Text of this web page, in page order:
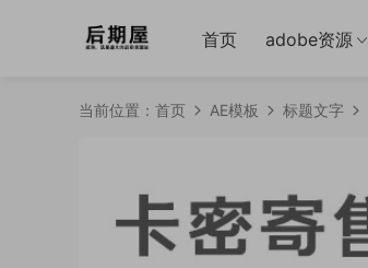
首页 adobe资源
当前位置： 首页 AE模板 标题文字